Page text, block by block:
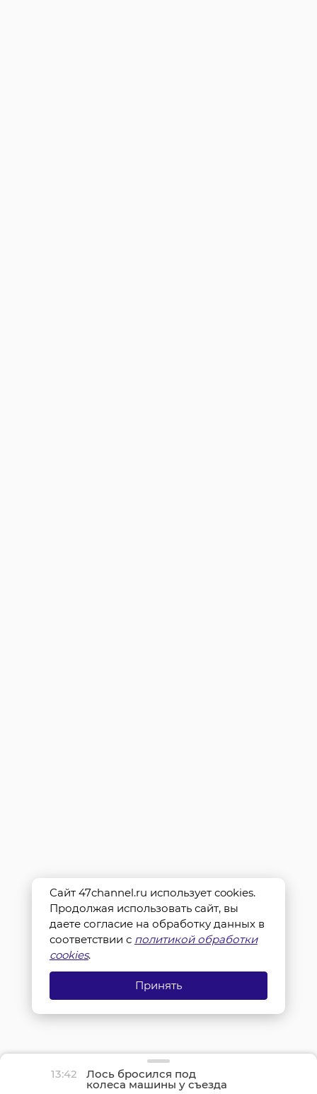
13:42 Лось бросился под
колеса машины у съезда
Сайт 47channel.ru использует cookies.
Продолжая использовать сайт, вы
даете согласие на обработку данных в
соответствии с политикой обработки
cookies.
Принять